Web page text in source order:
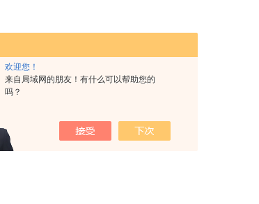
欢迎您！
来自局域网的朋友！有什么可以帮助您的
吗？